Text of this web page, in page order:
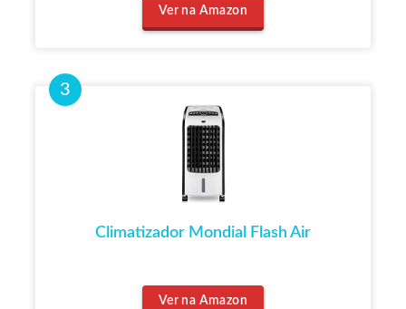
Ver na Amazon
Climatizador Mondial Flash Air
Ver na Amazon